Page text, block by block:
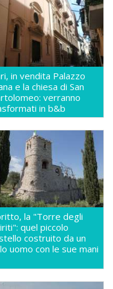
in vendita Palazzo
e la chiesa di San
verranno
in b&b
la "Torre degli
quel piccolo
costruito da un
uomo con le sue mani